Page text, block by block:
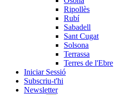
Ripollès
Rubí
Sabadell
Sant Cugat
Solsona
Terrassa
Terres de l'Ebre
Iniciar Sessió
Subscriu-t'hi
Newsletter